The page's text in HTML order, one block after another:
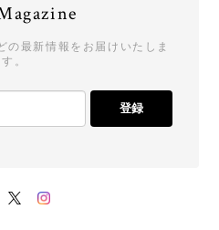
の最新情報をお届けいたしま
す。
登録